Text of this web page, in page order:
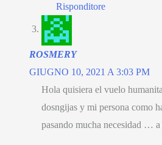
Risponditore
ROSMERY
GIUGNO 10, 2021 A 3:03 PM
Hola quisiera el vuelo
dosngijas y mi persona como
pasando mucha necesidad …